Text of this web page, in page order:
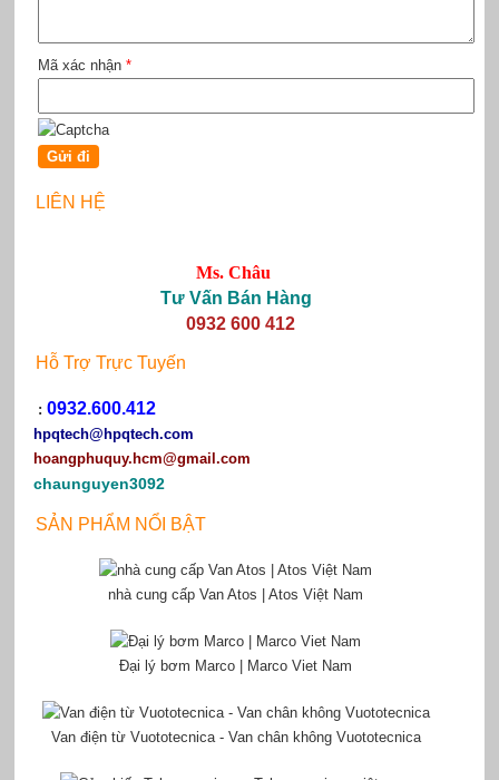
Mã xác nhận *
LIÊN HỆ
Ms. Châu
Tư Vấn Bán Hàng
0932 600 412
Hỗ Trợ Trực Tuyến
: 0932.600.412
hpqtech@hpqtech.com
hoangphuquy.hcm@gmail.com
chaunguyen3092
SẢN PHẨM NỔI BẬT
nhà cung cấp Van Atos | Atos Việt Nam
Đại lý bơm Marco | Marco Viet Nam
Van điện từ Vuototecnica - Van chân không Vuototecnica